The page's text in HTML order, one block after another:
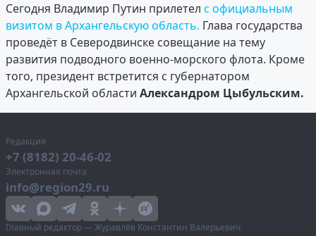
Сегодня Владимир Путин прилетел с официальным
визитом в Архангельскую область. Глава государства
проведёт в Северодвинске совещание на тему
развития подводного военно-морского флота. Кроме
того, президент встретится с губернатором
Архангельской области Александром Цыбульским.
Редакция
+7 (8182) 20-46-02
Электронная почта
info@region29.ru
Главный редактор — Журавлёв Константин Валерьевич